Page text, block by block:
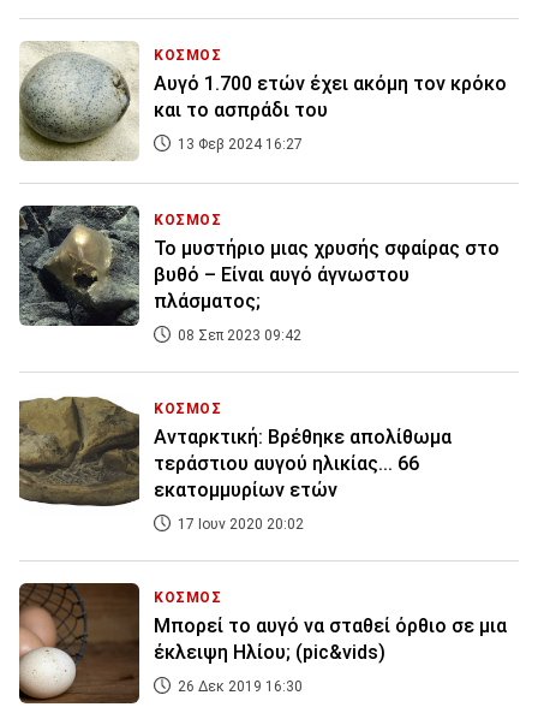
ΚΟΣΜΟΣ
Αυγό 1.700 ετών έχει ακόμη τον κρόκο
και το ασπράδι του
13 Φεβ 2024 16:27
ΚΟΣΜΟΣ
Το μυστήριο μιας χρυσής σφαίρας στο
βυθό – Είναι αυγό άγνωστου
πλάσματος;
08 Σεπ 2023 09:42
ΚΟΣΜΟΣ
Ανταρκτική: Βρέθηκε απολίθωμα
τεράστιου αυγού ηλικίας... 66
εκατομμυρίων ετών
17 Ιουν 2020 20:02
ΚΟΣΜΟΣ
Μπορεί το αυγό να σταθεί όρθιο σε μια
έκλειψη Ηλίου; (pic&vids)
26 Δεκ 2019 16:30